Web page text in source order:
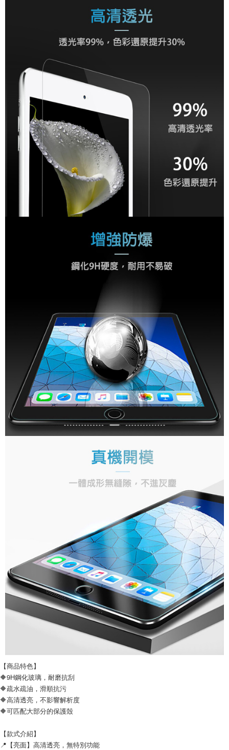
【商品特色】
🔶9H鋼化玻璃，耐磨抗刮
🔶疏水疏油，滑順抗污
🔶高清透亮，不影響解析度
🔶可匹配大部分的保護殼
【款式介紹】
📍【亮面】高清透亮，無特別功能